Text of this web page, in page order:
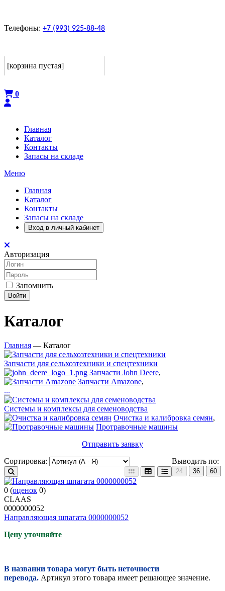
Телефоны: +7 (993) 925-88-48
[корзина пустая]
0
Главная
Каталог
Контакты
Запасы на складе
Меню
Главная
Каталог
Контакты
Запасы на складе
Вход в личный кабинет
Авторизация
Запомнить
Войти
Каталог
Главная — Каталог
Запчасти для сельхозтехники и спецтехники
Запчасти John Deere,
Запчасти Amazone,
...
Системы и комплексы для семеноводства
Очистка и калибровка семян,
Протравочные машины
Отправить заявку
Сортировка:
Выводить по:
24 36 60
0 (оценок 0)
CLAAS
0000000052
Направляющая шпагата 0000000052
Цену уточняйте
В названии товара могут быть неточности
перевода. Артикул этого товара имеет решающее значение.